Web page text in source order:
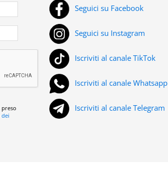
Seguici su Facebook
Seguici su Instagram
Iscriviti al canale TikTok
Iscriviti al canale Whatsapp
Iscriviti al canale Telegram